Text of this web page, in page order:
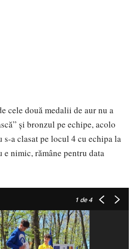
cele două medalii de aur nu a
și bronzul pe echipe, acolo
s-a clasat pe locul 4 cu echipa la
e nimic, rămâne pentru data
1 de 4